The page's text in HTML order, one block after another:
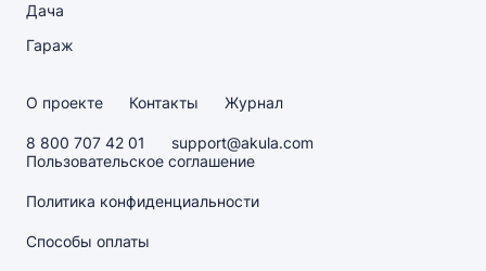
Дача
Гараж
О проекте Контакты Журнал
8 800 707 42 01
support@akula.com
Пользовательское соглашение
Политика конфиденциальности
Способы оплаты